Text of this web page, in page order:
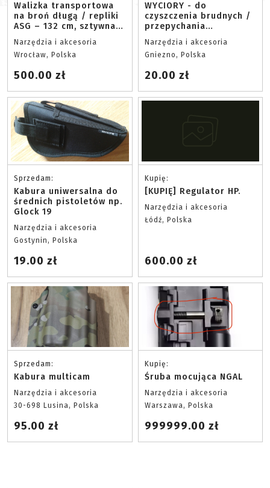
Walizka transportowa
na broń długą / repliki
ASG – 132 cm, sztywna,
z pianką
Narzędzia i akcesoria
Wrocław, Polska
500.00 zł
WYCIORY - do
czyszczenia brudnych /
przepychania
zapchanych luf replik
Narzędzia i akcesoria
Gniezno, Polska
20.00 zł
Sprzedam:
Kabura uniwersalna do
średnich pistoletów np.
Glock 19
Narzędzia i akcesoria
Gostynin, Polska
19.00 zł
Kupię:
[KUPIĘ] Regulator HP.
Narzędzia i akcesoria
Łódź, Polska
600.00 zł
Sprzedam:
Kabura multicam
Narzędzia i akcesoria
30-698 Lusina, Polska
95.00 zł
Kupię:
Śruba mocująca NGAL
Narzędzia i akcesoria
Warszawa, Polska
999999.00 zł